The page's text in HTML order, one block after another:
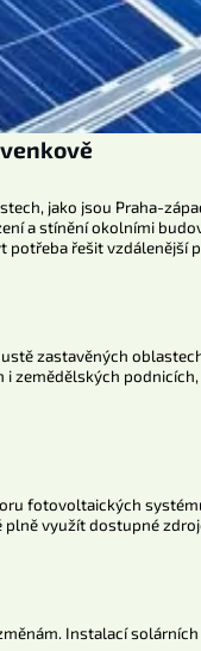
jako jsou Praha-
a stínění okolními
řešit vzdálenější
zastavěných
zemědělských
fotovoltaických
využít dostupné
Instalací